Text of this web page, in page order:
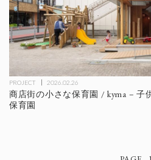
PROJECT 2026.02.26
商店街の小さな保育園 / kyma – 子
保育園